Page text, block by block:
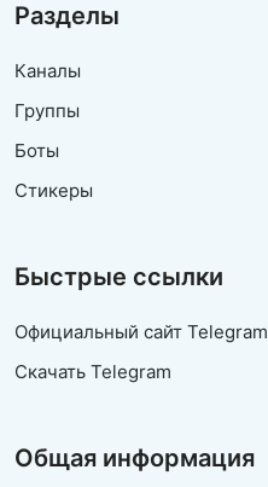
Разделы
Каналы
Группы
Боты
Стикеры
Быстрые ссылки
Официальный сайт Telegram
Скачать Telegram
Общая информация